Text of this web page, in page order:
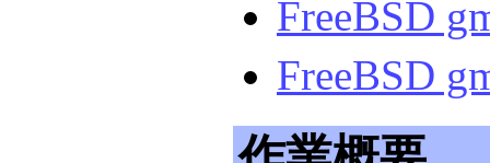
FreeBSD
FreeBSD